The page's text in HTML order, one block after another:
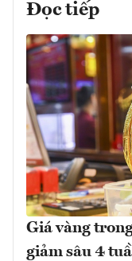
Đọc tiếp
Giá vàng
giảm sâu 4